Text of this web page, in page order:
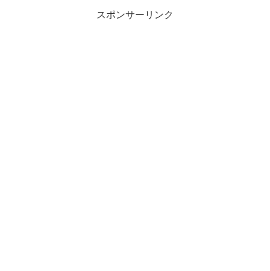
ロースターへ昇格するタイミン
グの一つ。彼女の立ちの印象的
スポンサーリンク